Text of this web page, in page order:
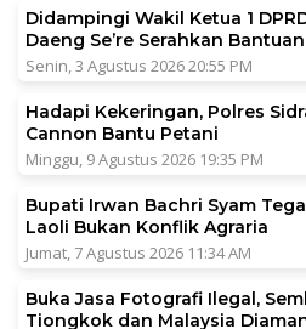
Didampingi Wakil Ketua 1
Daeng Se’re Serahkan
Senin, 3 Agustus 2026 20:55 PM
Hadapi Kekeringan, Polres
Cannon Bantu Petani
Minggu, 9 Agustus 2026 19:35 PM
Bupati Irwan Bachri Syam
Laoli Bukan Konflik Agraria
Jumat, 7 Agustus 2026 11:34 AM
Buka Jasa Fotografi Ilegal,
Tiongkok dan Malaysia